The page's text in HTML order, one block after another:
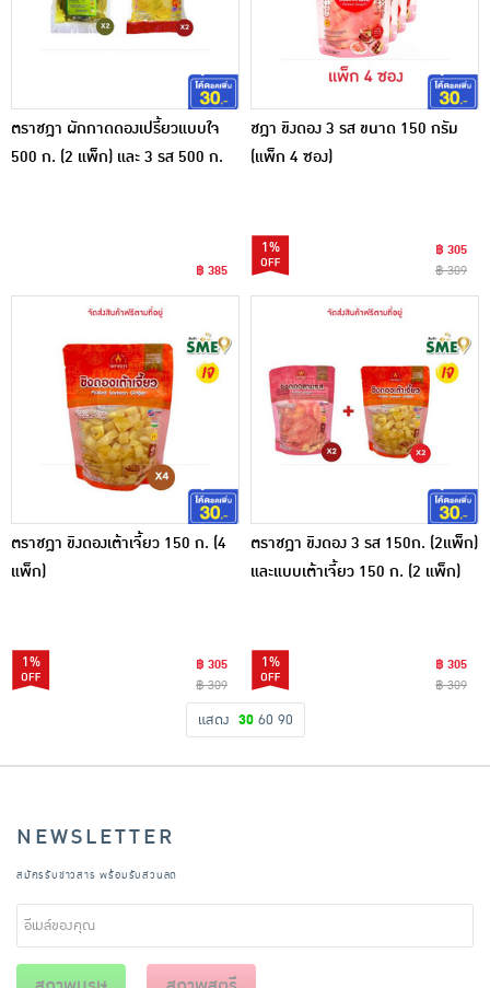
ตราชฎา ผักกาดดองเปรี้ยวแบบใจ
500 ก. (2 แพ็ก) และ 3 รส 500 ก.
฿ 385
ชฎา ขิงดอง 3 รส ขนาด 150 กรัม
(แพ็ก 4 ซอง)
1%
฿ 305
฿ 309
ตราชฎา ขิงดองเต้าเจี้ยว 150 ก. (4
แพ็ก)
1%
฿ 305
฿ 309
ตราชฎา ขิงดอง 3 รส 150ก. (2แพ็ก)
และแบบเต้าเจี้ยว 150 ก. (2 แพ็ก)
1%
฿ 305
฿ 309
แสดง 30 60 90
NEWSLETTER
สมัครรับข่าวสาร พร้อมรับส่วนลด